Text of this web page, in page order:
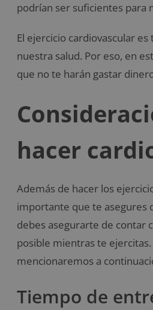
podrían ser suficientes para
El ejercicio cardiovascular
nuestra salud. Por eso, en
que no te harán gastar
hacer
Además de hacer los
importante que te asegures
debes asegurarte de contar
posible mientras te
mencionaremos a
Tiempo de